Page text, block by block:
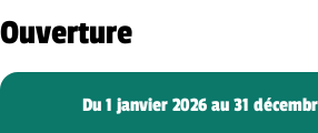
Ouverture
Du 1 janvier 2026 au 31